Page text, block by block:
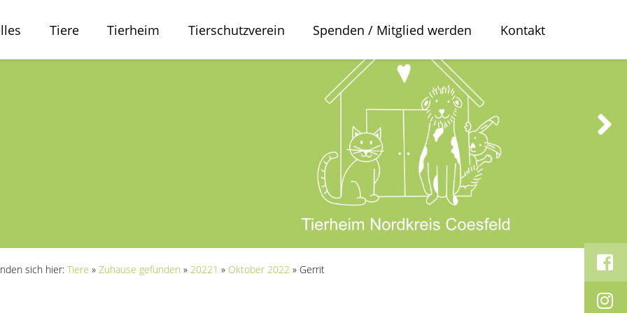
Tiere Tierheim Tierschutzverein Spenden / Mitglied werden Kontakt
sich hier: Tiere » Zuhause gefunden » 20221 » Oktober 2022 » Gerrit